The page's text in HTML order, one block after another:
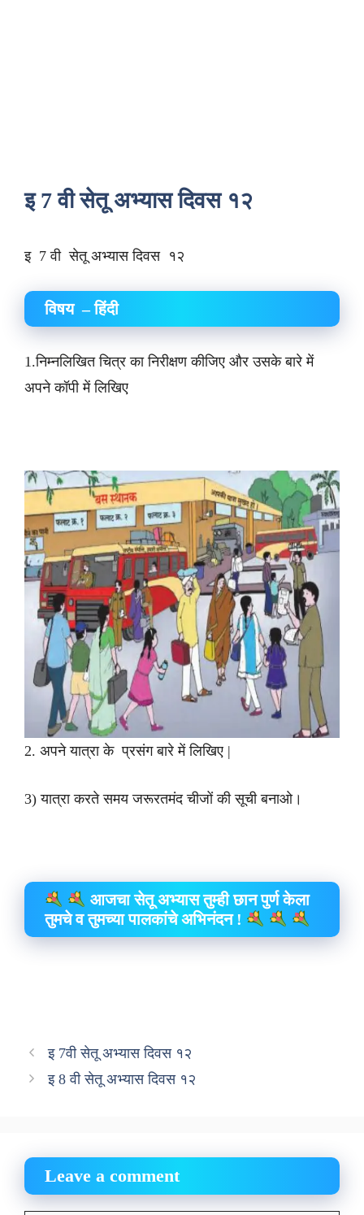
इ 7 वी सेतू अभ्यास दिवस १२
इ 7 वी सेतू अभ्यास दिवस १२
विषय – हिंदी
1.निम्नलिखित चित्र का निरीक्षण कीजिए और उसके बारे में
अपने कॉपी में लिखिए
2. अपने यात्रा के प्रसंग बारे में लिखिए |
3) यात्रा करते समय जरूरतमंद चीजों की सूची बनाओ।
आजचा सेतू अभ्यास तुम्ही छान पुर्ण केला
तुमचे व तुमच्या पालकांचे अभिनंदन !
इ 7वी सेतू अभ्यास दिवस १२
इ 8 वी सेतू अभ्यास दिवस १२
Leave a comment